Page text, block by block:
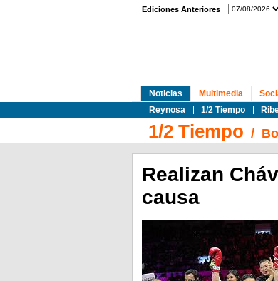
Ediciones Anteriores
Noticias
Reynosa
1/2 Tiempo
Multimedia
1/2 Tiempo /
Realizan
causa